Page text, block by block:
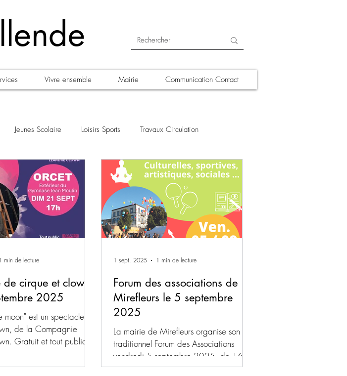
Vivre ensemble Mairie Communication Contact
Jeunes Scolaire Loisirs Sports Travaux Circulation
Sécurité Élections A la une Déchets
cirque et clown,
2025
moon" est un spectacle de
de la Compagnie
Gratuit et tout public, il
1 min de lecture
Forum des associations de
Mirefleurs le 5 septembre
2025
La mairie de Mirefleurs organise son
traditionnel Forum des Associations
vendredi 5 septembre 2025, de 16h
à 18h30, dans les espaces...
1 sept. 2025 1 min de lecture